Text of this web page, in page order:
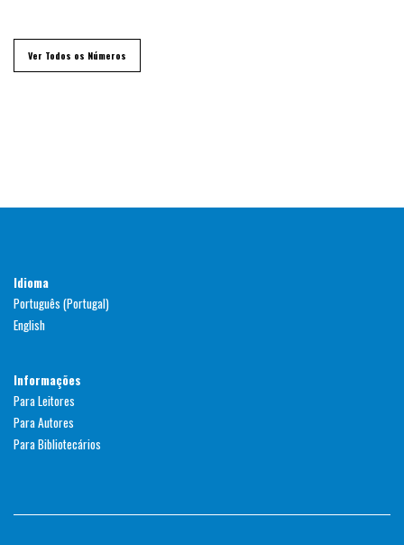
Ver Todos os Números
Idioma
Português (Portugal)
English
Informações
Para Leitores
Para Autores
Para Bibliotecários